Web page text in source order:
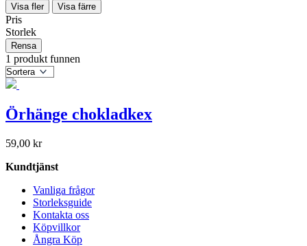
Visa fler Visa färre
Pris
Storlek
Rensa
1 produkt funnen
Örhänge chokladkex
59,00 kr
Kundtjänst
Vanliga frågor
Storleksguide
Kontakta oss
Köpvillkor
Ångra Köp